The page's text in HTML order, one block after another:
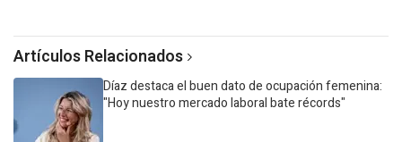
Artículos Relacionados
Díaz destaca el buen dato de ocupación femenina:
"Hoy nuestro mercado laboral bate récords"